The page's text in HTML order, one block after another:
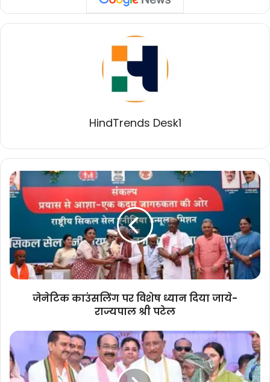
HindTrends Desk1
जेनेटिक
काउंसलिंग
दिया
जाये-
राज्यपाल
श्री
जेनेटिक काउंसलिंग पर विशेष ध्यान दिया जाये-
राज्यपाल श्री पटेल
पीएम
आयुष्मान
वय-
वंदना